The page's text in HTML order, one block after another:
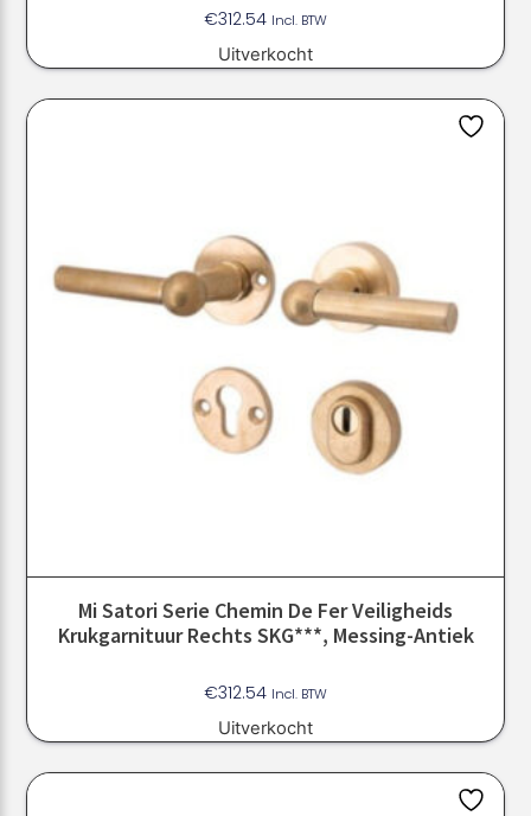
€312.54 Incl. BTW
Uitverkocht
Mi Satori Serie Chemin De Fer Veiligheids
Krukgarnituur Rechts SKG***, Messing-Antiek
€312.54 Incl. BTW
Uitverkocht